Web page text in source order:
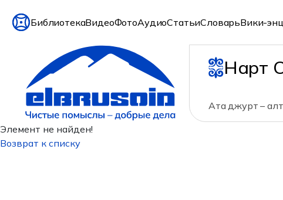
БиблиотекаВидеоФотоАудиоСтатьиСловарьВики-
Нарт
Ата джурт –
Элемент не найден!
Возврат к списку